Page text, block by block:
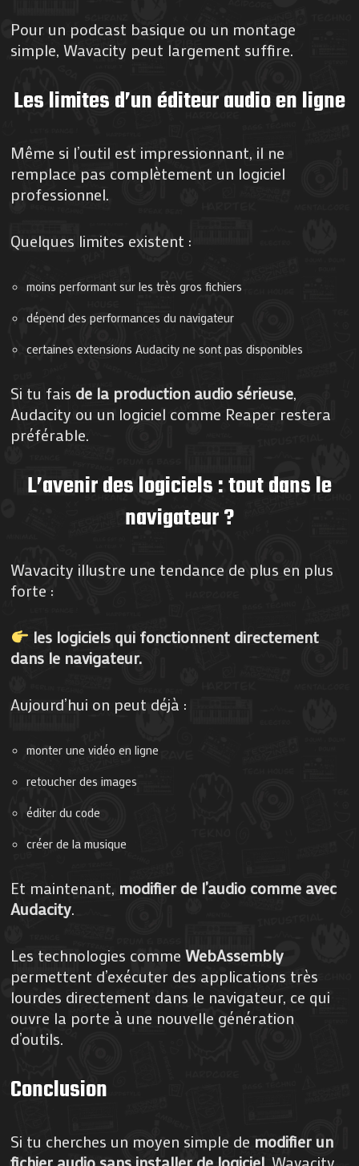
Pour un podcast basique ou un montage
simple, Wavacity peut largement suffire.
Les limites d’un éditeur audio en ligne
Même si l’outil est impressionnant, il ne
remplace pas complètement un logiciel
professionnel.
Quelques limites existent :
moins performant sur les très gros fichiers
dépend des performances du navigateur
certaines extensions Audacity ne sont pas disponibles
Si tu fais de la production audio sérieuse,
Audacity ou un logiciel comme Reaper restera
préférable.
L’avenir des logiciels : tout dans le
navigateur ?
Wavacity illustre une tendance de plus en plus
forte :
les logiciels qui fonctionnent directement
dans le navigateur.
Aujourd’hui on peut déjà :
monter une vidéo en ligne
retoucher des images
éditer du code
créer de la musique
Et maintenant, modifier de l’audio comme avec
Audacity.
Les technologies commeWebAssembly
permettent d’exécuter des applications très
lourdes directement dans le navigateur, ce qui
ouvre la porte à une nouvelle génération
d’outils.
Conclusion
Si tu cherches un moyen simple de modifier un
fichier audio sans installer de logiciel , Wavacity